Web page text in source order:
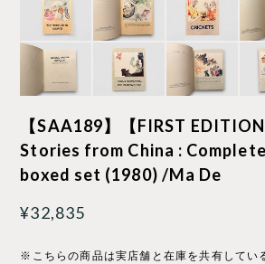
【SAA189】【FIRST
Stories from China :
boxed set (1980) /Ma De
¥32,835
※こちらの商品は実店舗と在庫を共有してい